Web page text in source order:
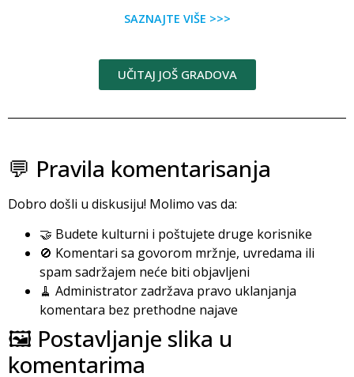
SAZNAJTE VIŠE >>>
UČITAJ JOŠ GRADOVA
💬 Pravila komentarisanja
Dobro došli u diskusiju! Molimo vas da:
🤝 Budete kulturni i poštujete druge korisnike
🚫 Komentari sa govorom mržnje, uvredama ili
spam sadržajem neće biti objavljeni
🧹 Administrator zadržava pravo uklanjanja
komentara bez prethodne najave
🖼️ Postavljanje slika u
komentarima